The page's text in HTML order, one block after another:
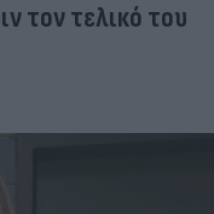
τον τελικό του